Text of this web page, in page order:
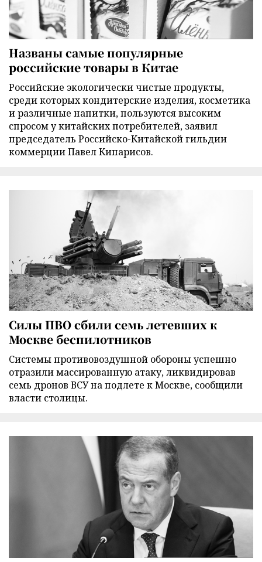
Названы самые популярные
российские товары в Китае
Российские экологически чистые продукты,
среди которых кондитерские изделия, косметика
и различные напитки, пользуются высоким
спросом у китайских потребителей, заявил
председатель Российско-Китайской гильдии
коммерции Павел Кипарисов.
Силы ПВО сбили семь летевших к
Москве беспилотников
Cистемы противовоздушной обороны успешно
отразили массированную атаку, ликвидировав
семь дронов ВСУ на подлете к Москве, сообщили
власти столицы.